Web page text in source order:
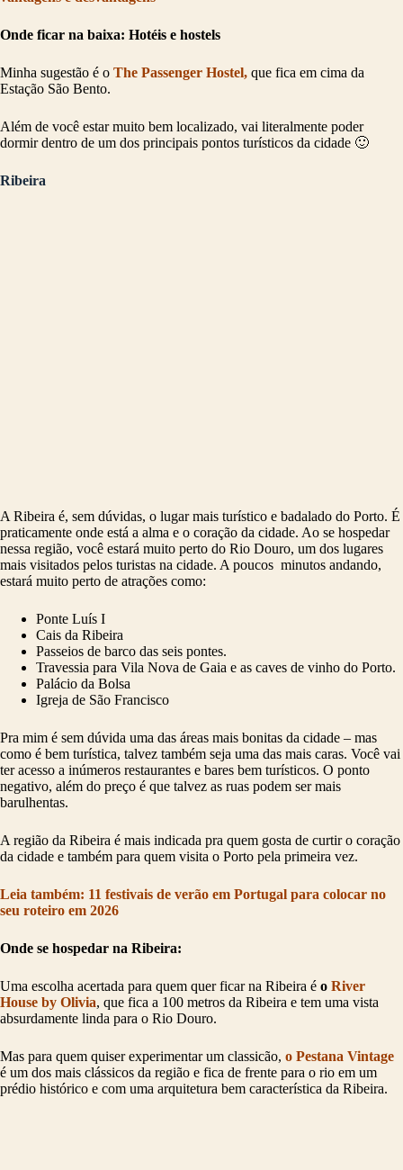
Onde ficar na baixa: Hotéis e hostels
Minha sugestão é o The Passenger Hostel, que fica em cima da
Estação São Bento.
Além de você estar muito bem localizado, vai literalmente poder
dormir dentro de um dos principais pontos turísticos da cidade 🙂
Ribeira
A Ribeira é, sem dúvidas, o lugar mais turístico e badalado do Porto. É
praticamente onde está a alma e o coração da cidade. Ao se hospedar
nessa região, você estará muito perto do Rio Douro, um dos lugares
mais visitados pelos turistas na cidade. A poucos minutos andando,
estará muito perto de atrações como:
Ponte Luís I
Cais da Ribeira
Passeios de barco das seis pontes.
Travessia para Vila Nova de Gaia e as caves de vinho do Porto.
Palácio da Bolsa
Igreja de São Francisco
Pra mim é sem dúvida uma das áreas mais bonitas da cidade – mas
como é bem turística, talvez também seja uma das mais caras. Você vai
ter acesso a inúmeros restaurantes e bares bem turísticos. O ponto
negativo, além do preço é que talvez as ruas podem ser mais
barulhentas.
A região da Ribeira é mais indicada pra quem gosta de curtir o coração
da cidade e também para quem visita o Porto pela primeira vez.
Leia também: 11 festivais de verão em Portugal para colocar no
seu roteiro em 2026
Onde se hospedar na Ribeira:
Uma escolha acertada para quem quer ficar na Ribeira é o River
House by Olivia, que fica a 100 metros da Ribeira e tem uma vista
absurdamente linda para o Rio Douro.
Mas para quem quiser experimentar um classicão, o Pestana Vintage
é um dos mais clássicos da região e fica de frente para o rio em um
prédio histórico e com uma arquitetura bem característica da Ribeira.